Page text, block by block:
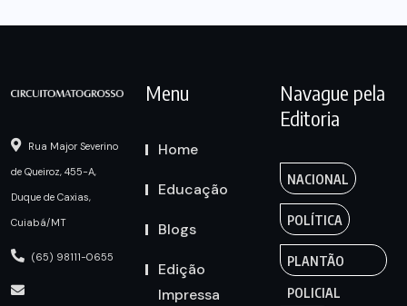
Rua Major Severino
de Queiroz, 455-A,
Duque de Caxias,
Cuiabá/MT
(65) 98111-0655
Menu
Home
Educação
Blogs
Edição
Impressa
Navague pela
Editoria
NACIONAL
POLÍTICA
PLANTÃO
POLICIAL